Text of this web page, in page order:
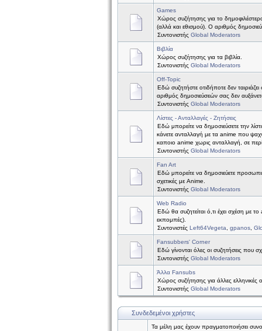
Games
Χώρος συζήτησης για το
(αλλά και εθισμού). Ο αριθμός
Συντονιστής Global Moderators
Βιβλία
Χώρος συζήτησης για τα βιβλία.
Συντονιστής Global Moderators
Off-Topic
Εδώ συζητήστε οτιδήποτε δεν
αριθμός δημοσιεύσεών σας δεν
Συντονιστής Global Moderators
Λίστες - Ανταλλαγές - Ζητήσεις
Εδώ μπορείτε να δημοσιεύσετε την
κάνετε ανταλλαγή με τα anime που
καποιο anime χωρις ανταλλαγή, σε
Συντονιστής Global Moderators
Fan Art
Εδώ μπορείτε να δημοσιεύετε
σχετικές με Anime.
Συντονιστής Global Moderators
Web Radio
Εδώ θα συζητείται ό,τι έχει σχέση με
εκπομπές).
Συντονιστές Left64Vegeta gpanos
Fansubbers' Corner
Εδώ γίνονται όλες οι συζητήσεις που
Συντονιστής Global Moderators
Άλλα Fansubs
Χώρος συζήτησης για άλλες
Συντονιστής Global Moderators
Συνδεδεμένοι χρήστες
Τα μέλη μας έχουν πραγματοποιήσει